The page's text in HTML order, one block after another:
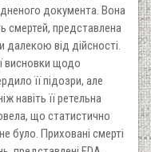
документа. Вона
смертей, представлена
далекою від дійсності.
висновки щодо
її підозри, але
навіть її ретельна
що статистично
було. Приховані смерті